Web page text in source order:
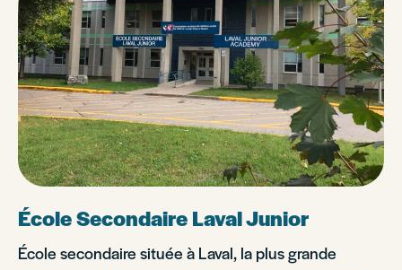
École Secondaire Laval Junior
École secondaire située à Laval, la plus grande